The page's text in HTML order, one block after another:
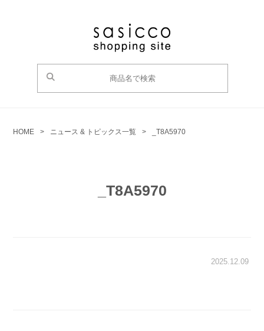
HOME > ニュース & トピックス一覧 > _T8A5970
_T8A5970
2025.12.09